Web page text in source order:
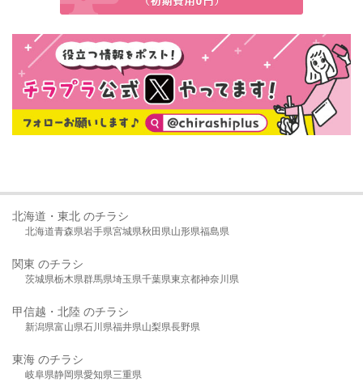
北海道・東北 のチラシ
北海道青森県岩手県宮城県秋田県山形県福島県
関東 のチラシ
茨城県栃木県群馬県埼玉県千葉県東京都神奈川県
甲信越・北陸 のチラシ
新潟県富山県石川県福井県山梨県長野県
東海 のチラシ
岐阜県静岡県愛知県三重県